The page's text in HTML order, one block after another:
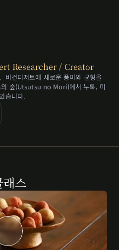
Researcher / Creator
비건디저트에 새로운 풍미와 균형을
의 숲(Utsutsu no Mori)에서 누룩, 미
습니다.
스